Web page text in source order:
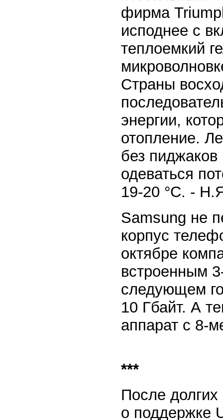
фирма
исподнее с
теплоемкий
Страны
энергии,
отопление.
без пиджаков
одеваться
19-20 °С. -
Samsung не
корпус
октябре
встроенным
следующем
10 Гбайт. А
аппарат с 8-
***
После
о поддержке